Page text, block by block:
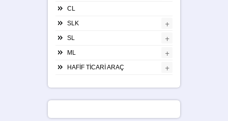
CL
SLK +
SL +
ML +
HAFİF TİCARİ ARAÇ +